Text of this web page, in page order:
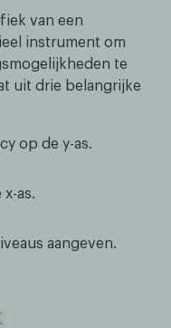
van een
instrument om
te
uit drie belangrijke
op de y-as.
as.
aangeven.